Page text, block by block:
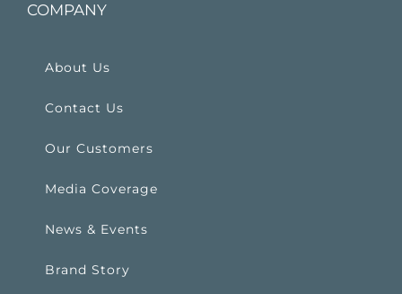
COMPANY
About Us
Contact Us
Our Customers
Media Coverage
News & Events
Brand Story